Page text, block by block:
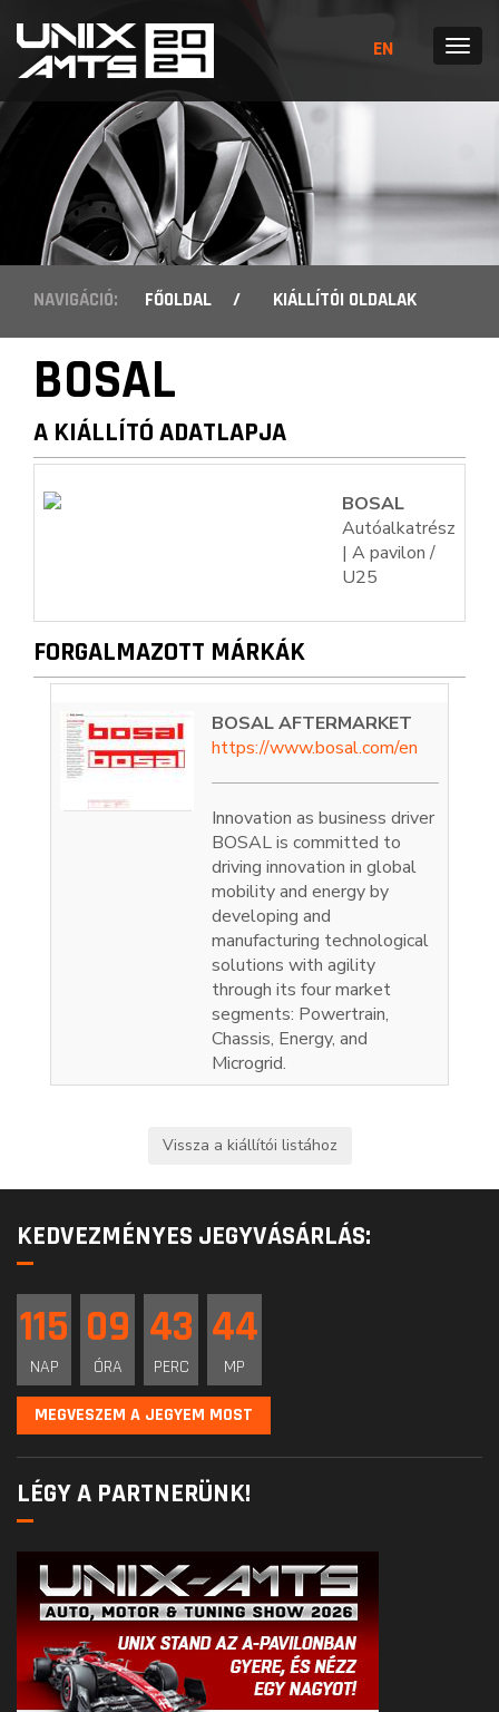
EN MENÜ
NAVIGÁCIÓ: FŐOLDAL / KIÁLLÍTÓI OLDALAK
BOSAL
A KIÁLLÍTÓ ADATLAPJA
BOSAL
Autóalkatrész
| A pavilon /
U25
FORGALMAZOTT MÁRKÁK
BOSAL AFTERMARKET
https://www.bosal.com/en
Innovation as business driver
BOSAL is committed to
driving innovation in global
mobility and energy by
developing and
manufacturing technological
solutions with agility
through its four market
segments: Powertrain,
Chassis, Energy, and
Microgrid.
KEDVEZMÉNYES JEGYVÁSÁRLÁS:
115
NAP
09
ÓRA
43
PERC
44
MP
MEGVESZEM A JEGYEM MOST
LÉGY A PARTNERÜNK!